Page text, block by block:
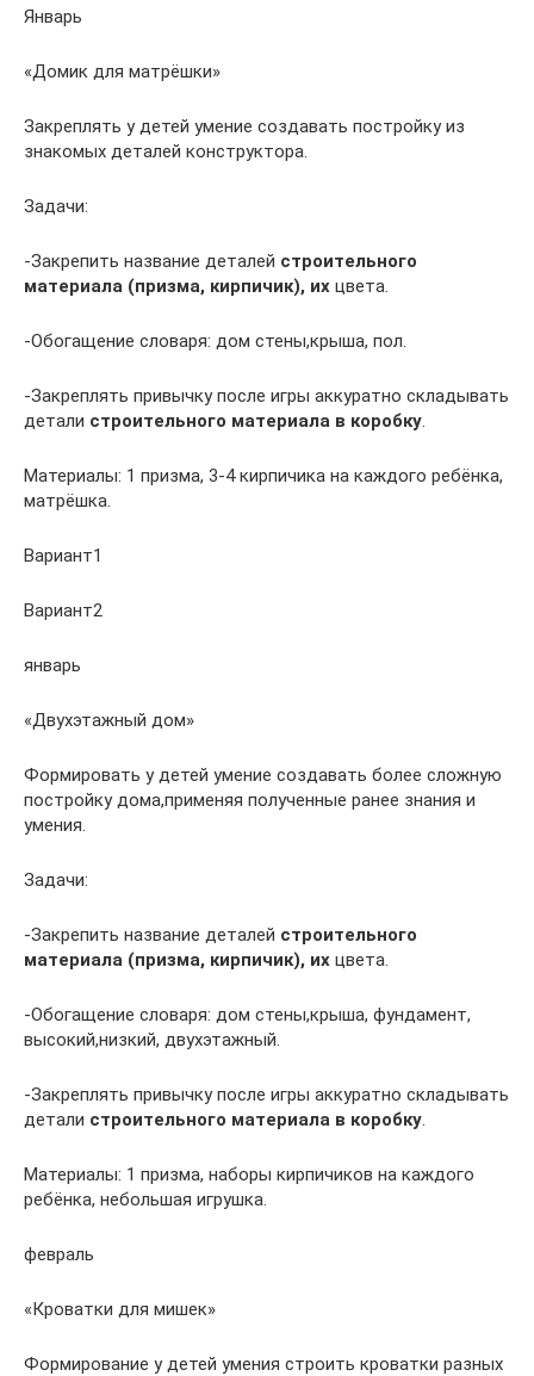
Январь
«Домик для матрёшки»
Закреплять у детей умение создавать постройку из
знакомых деталей конструктора.
Задачи:
-Закрепить название деталей строительного
материала (призма, кирпичик), их цвета.
-Обогащение словаря: дом стены,крыша, пол.
-Закреплять привычку после игры аккуратно складывать
детали строительного материала в коробку.
Материалы: 1 призма, 3-4 кирпичика на каждого ребёнка,
матрёшка.
Вариант1
Вариант2
январь
«Двухэтажный дом»
Формировать у детей умение создавать более сложную
постройку дома,применяя полученные ранее знания и
умения.
Задачи:
-Закрепить название деталей строительного
материала (призма, кирпичик), их цвета.
-Обогащение словаря: дом стены,крыша, фундамент,
высокий,низкий, двухэтажный.
-Закреплять привычку после игры аккуратно складывать
детали строительного материала в коробку.
Материалы: 1 призма, наборы кирпичиков на каждого
ребёнка, небольшая игрушка.
февраль
«Кроватки для мишек»
Формирование у детей умения строить кроватки разных